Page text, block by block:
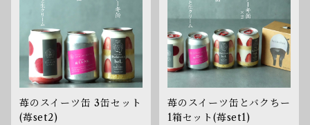
苺のスイーツ缶 3缶セット
(苺set2)
苺のスイーツ缶とバクちー
1箱セット(苺set1)